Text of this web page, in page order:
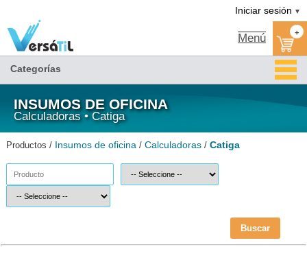
Iniciar sesión ▼
Menú +
Categorías
INSUMOS DE OFICINA
Calculadoras • Catiga
Productos / Insumos de oficina / Calculadoras / Catiga
Buscar